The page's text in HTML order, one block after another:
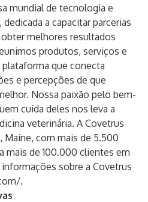
mundial de tecnologia e
a capacitar parcerias
melhores resultados
produtos, serviços e
que conecta
e percepções de que
Nossa paixão pelo bem-
cuida deles nos leva a
veterinária. A Covetrus
Maine, com mais de 5.500
mais de 100.000 clientes em
sobre a Covetrus
.